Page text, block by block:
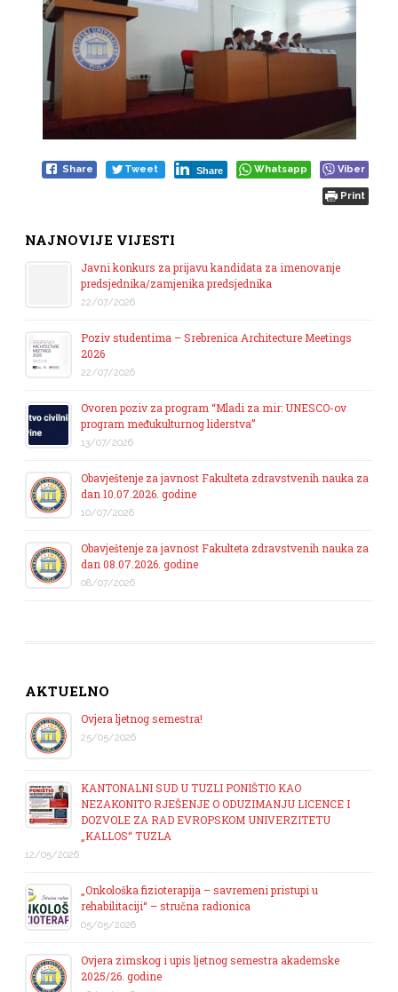
Share Tweet Share Whatsapp Viber
Print
NAJNOVIJE VIJESTI
Javni konkurs za prijavu kandidata za imenovanje
predsjednika/zamjenika predsjednika
22/07/2026
Poziv studentima – Srebrenica Architecture Meetings
2026
22/07/2026
Ovoren poziv za program “Mladi za mir: UNESCO-ov
program međukulturnog liderstva”
13/07/2026
Obavještenje za javnost Fakulteta zdravstvenih nauka za
dan 10.07.2026. godine
10/07/2026
Obavještenje za javnost Fakulteta zdravstvenih nauka za
dan 08.07.2026. godine
08/07/2026
AKTUELNO
Ovjera ljetnog semestra!
25/05/2026
KANTONALNI SUD U TUZLI PONIŠTIO KAO
NEZAKONITO RJEŠENJE O ODUZIMANJU LICENCE I
DOZVOLE ZA RAD EVROPSKOM UNIVERZITETU
„KALLOS“ TUZLA
12/05/2026
„Onkološka fizioterapija – savremeni pristupi u
rehabilitaciji“ – stručna radionica
05/05/2026
Ovjera zimskog i upis ljetnog semestra akademske
2025/26. godine